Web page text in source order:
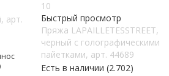
арт.
Быстрый просмотр
Пряжа LAPAILLETESSTREET,
черный с голографическими
пайетками, арт. 44689
Есть в наличии (2.702)